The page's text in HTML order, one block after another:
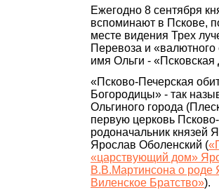
Ежегодно 8 сентября
вспоминают в Пскове,
месте видения Трех
Перевоза и
имя Ольги - «Псковская
«Псково-Печерская
Богородицы» - так
Ольгиного города
первую церковь
родоначальник князей
Ярослав Оболенский (
«царствующий дом»
В.В.Мартинсона о роде
Виленское Братство»).